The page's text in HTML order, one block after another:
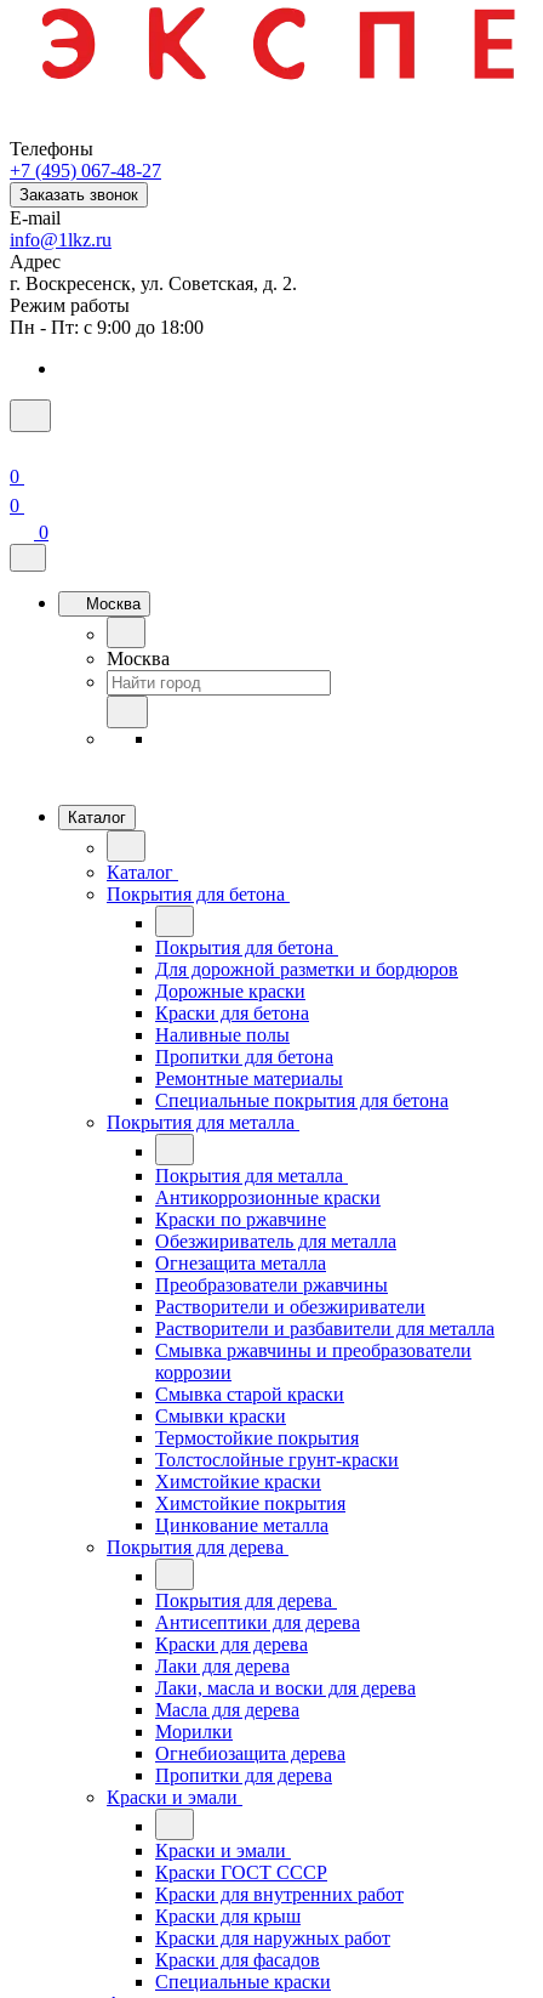
Телефоны
+7 (495) 067-48-27
Заказать звонок
E-mail
info@1lkz.ru
Адрес
г. Воскресенск, ул. Советская, д. 2.
Режим работы
Пн - Пт: с 9:00 до 18:00
0
0
0
Москва
Москва
Каталог
Каталог
Покрытия для бетона
Покрытия для бетона
Для дорожной разметки и бордюров
Дорожные краски
Краски для бетона
Наливные полы
Пропитки для бетона
Ремонтные материалы
Специальные покрытия для бетона
Покрытия для металла
Покрытия для металла
Антикоррозионные краски
Краски по ржавчине
Обезжириватель для металла
Огнезащита металла
Преобразователи ржавчины
Растворители и обезжириватели
Растворители и разбавители для металла
Смывка ржавчины и преобразователи
коррозии
Смывка старой краски
Смывки краски
Термостойкие покрытия
Толстослойные грунт-краски
Химстойкие краски
Химстойкие покрытия
Цинкование металла
Покрытия для дерева
Покрытия для дерева
Антисептики для дерева
Краски для дерева
Лаки для дерева
Лаки, масла и воски для дерева
Масла для дерева
Морилки
Огнебиозащита дерева
Пропитки для дерева
Краски и эмали
Краски и эмали
Краски ГОСТ СССР
Краски для внутренних работ
Краски для крыш
Краски для наружных работ
Краски для фасадов
Специальные краски